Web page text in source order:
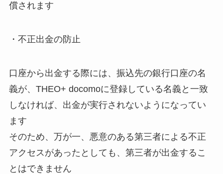
償されます
・不正出金の防止
口座から出金する際には、振込先の銀行口座の名
義が、 THEO+ docomoに登録している名義と一致
しなければ、出金が実行されないようになってい
ます
そのため、万が一、悪意のある第三者による不正
アクセスがあったとしても、第三者が出金するこ
とはできません